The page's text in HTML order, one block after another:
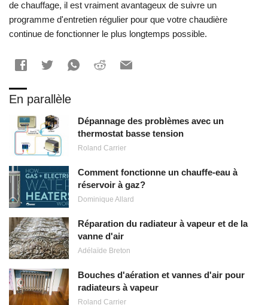
de chauffage, il est vraiment avantageux de suivre un
programme d'entretien régulier pour que votre chaudière
continue de fonctionner le plus longtemps possible.
En parallèle
Dépannage des problèmes avec un
thermostat basse tension
Roland Carrier
Comment fonctionne un chauffe-eau à
réservoir à gaz?
Dominique Allard
Réparation du radiateur à vapeur et de la
vanne d'air
Adélaïde Breton
Bouches d'aération et vannes d'air pour
radiateurs à vapeur
Roland Carrier